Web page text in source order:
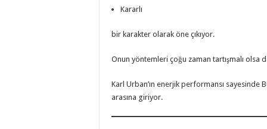
Kararlı
bir karakter olarak öne çıkıyor.
Onun yöntemleri çoğu zaman tartışmalı olsa
Karl Urban’ın enerjik performansı
arasına giriyor.